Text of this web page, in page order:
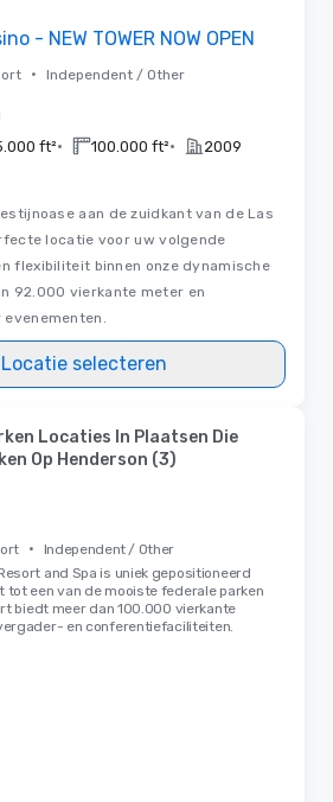
- NEW TOWER NOW OPEN
• Independent / Other
ft²• 100.000 ft²• 2009
aan de zuidkant van de Las
locatie voor uw volgende
flexibiliteit binnen onze dynamische
92.000 vierkante meter en
Locatie selecteren
Locaties In Plaatsen Die
Op Henderson (3)
•
Independent / Other
and Spa is uniek gepositioneerd
tot een van de mooiste federale parken
biedt meer dan 100.000 vierkante
en conferentiefaciliteiten.